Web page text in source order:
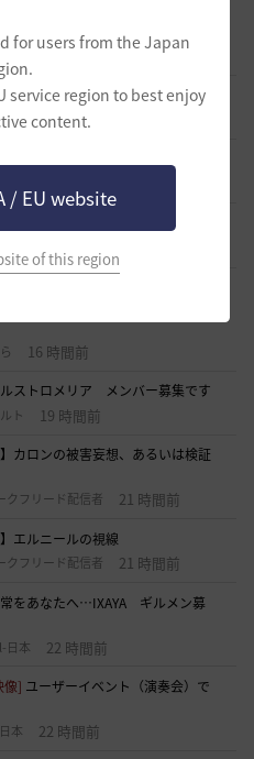
for users from the Japan
service region to best enjoy
content.
/ EU website
of this region
ついての制裁基準変更について
裁」という表記の見直しについて
フリード配信者
フリード配信者
16 時間前
ストロメリア メンバー募集です
ト 19 時間前
】カロンの被害妄想、あるいは検証
クフリード配信者 21 時間前
】エルニールの視線
クフリード配信者 21 時間前
をあなたへ…IXAYA ギルメン募
日本 22 時間前
像] ユーザーイベント（演奏会）で
本 22 時間前